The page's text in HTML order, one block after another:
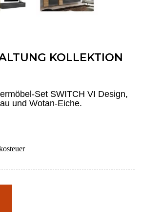
KOLLEKTION
Set SWITCH VI Design,
und Wotan-Eiche.